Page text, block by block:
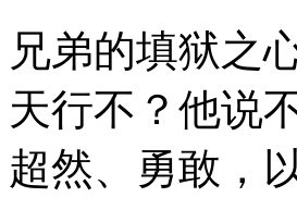
兄弟的填狱之
天行不？他说
超然、勇敢，